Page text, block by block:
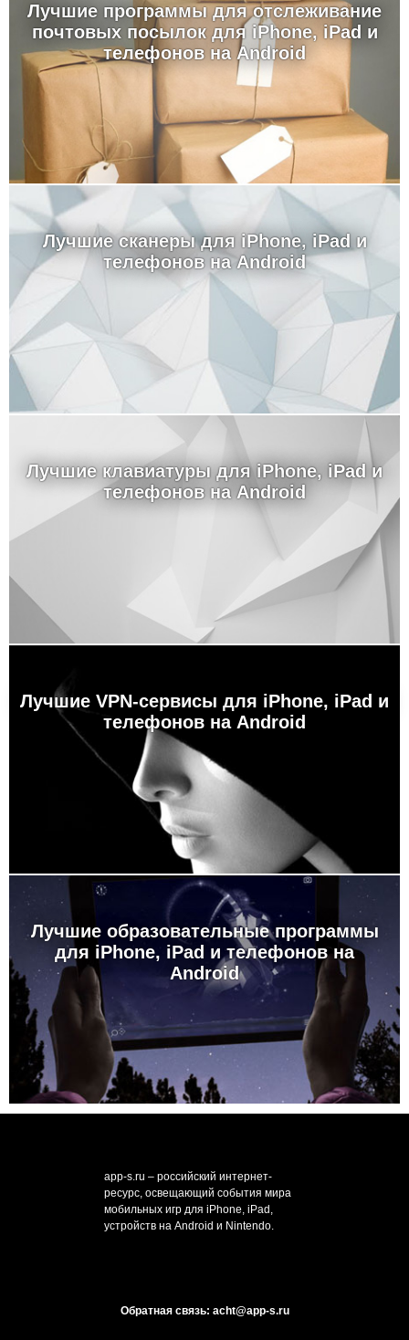
Лучшие программы для отслеживание
почтовых посылок для iPhone, iPad и
телефонов на Android
Лучшие сканеры для iPhone, iPad и
телефонов на Android
Лучшие клавиатуры для iPhone, iPad и
телефонов на Android
Лучшие VPN-сервисы для iPhone, iPad и
телефонов на Android
Лучшие образовательные программы
для iPhone, iPad и телефонов на
Android
app-s.ru – российский интернет-
ресурс, освещающий события мира
мобильных игр для iPhone, iPad,
устройств на Android и Nintendo.
Обратная связь: acht@app-s.ru